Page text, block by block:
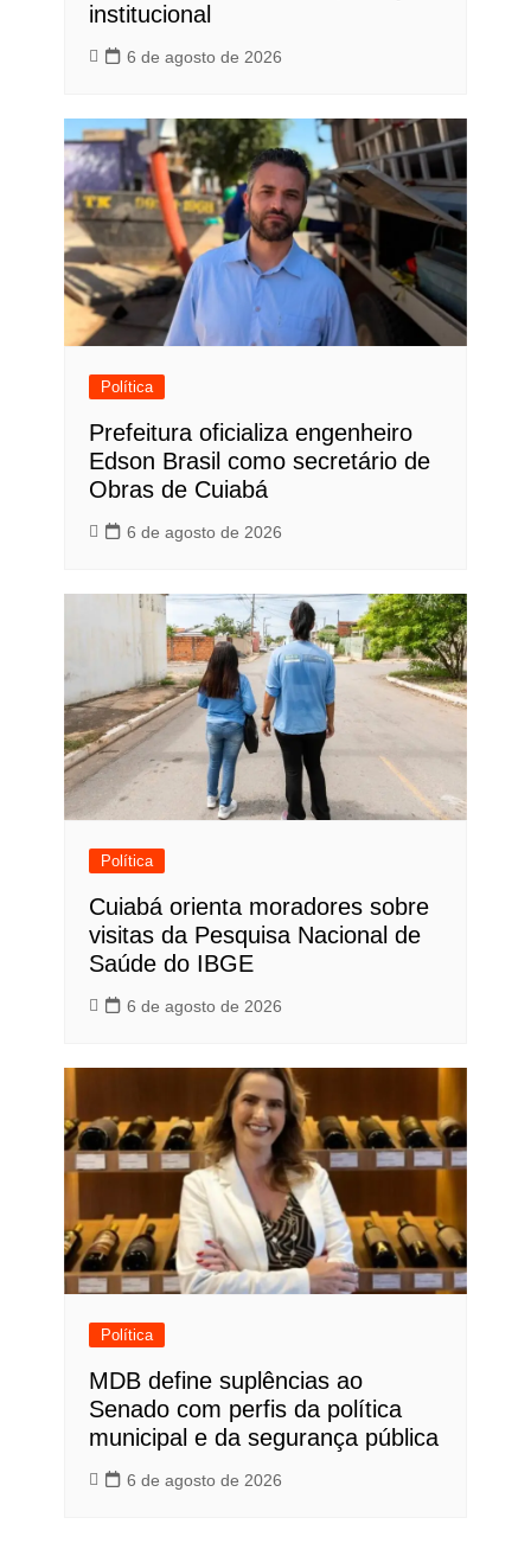
institucional
6 de agosto de 2026
Política
Prefeitura oficializa engenheiro
Edson Brasil como secretário de
Obras de Cuiabá
6 de agosto de 2026
Política
Cuiabá orienta moradores sobre
visitas da Pesquisa Nacional de
Saúde do IBGE
6 de agosto de 2026
Política
MDB define suplências ao
Senado com perfis da política
municipal e da segurança pública
6 de agosto de 2026